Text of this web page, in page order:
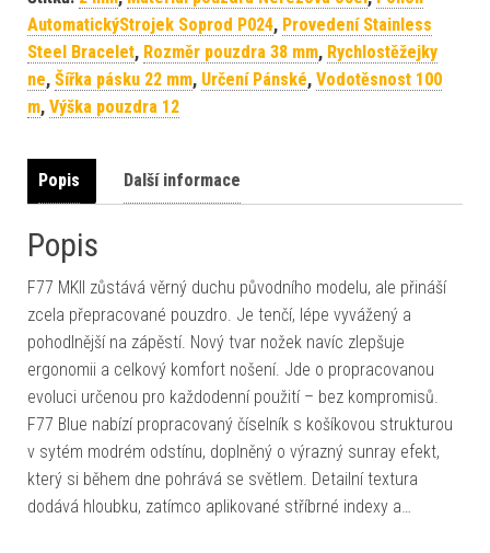
AutomatickýStrojek Soprod P024, Provedení Stainless
Steel Bracelet, Rozměr pouzdra 38 mm, Rychlostěžejky
ne, Šířka pásku 22 mm, Určení Pánské, Vodotěsnost 100
m, Výška pouzdra 12
Popis Další informace
Popis
F77 MKII zůstává věrný duchu původního modelu, ale přináší
zcela přepracované pouzdro. Je tenčí, lépe vyvážený a
pohodlnější na zápěstí. Nový tvar nožek navíc zlepšuje
ergonomii a celkový komfort nošení. Jde o propracovanou
evoluci určenou pro každodenní použití – bez kompromisů.
F77 Blue nabízí propracovaný číselník s košíkovou strukturou
v sytém modrém odstínu, doplněný o výrazný sunray efekt,
který si během dne pohrává se světlem. Detailní textura
dodává hloubku, zatímco aplikované stříbrné indexy a…